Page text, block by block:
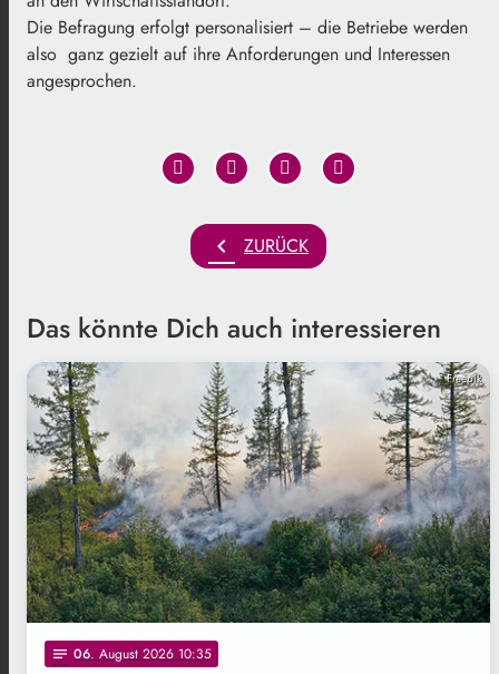
Die Befragung erfolgt personalisiert – die Betriebe werden
also ganz gezielt auf ihre Anforderungen und Interessen
angesprochen.
chevron_left ZURÜCK
Das könnte Dich auch interessieren
Freepik
notes 06. August 2026 10:35